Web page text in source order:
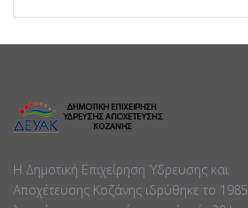
Η Δημοτική Επιχείρηση Ύδρευσης και
Αποχέτευσης Κοζάνης ιδρύθηκε το